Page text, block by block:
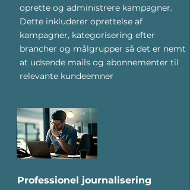
oprette og administrere kampagner.
Dette inkluderer oprettelse af
kampagner, kategorisering efter
brancher og målgrupper så det er nemt
at udsende mails og abonnementer til
relevante kundeemner
Professionel journalisering